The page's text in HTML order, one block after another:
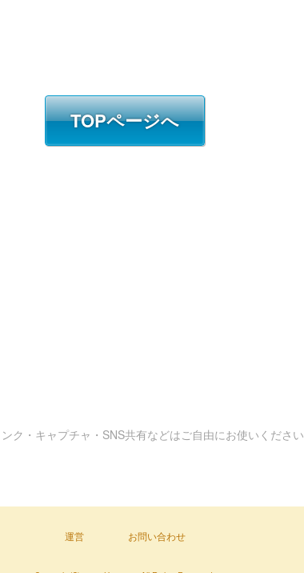
TOPページへ
ク・キャプチャ・SNS共有などはご自由にお使いくださ
運営 お問い合わせ